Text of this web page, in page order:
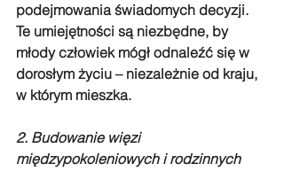
podejmowania świadomych decyzji.
Te umiejętności są niezbędne, by
młody człowiek mógł odnaleźć się w
dorosłym życiu – niezależnie od kraju,
w którym mieszka.
2. Budowanie więzi
międzypokoleniowych i rodzinnych